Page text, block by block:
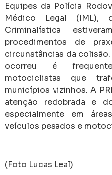
Equipes da Polícia
Médico Legal
Criminalística
procedimentos de
circunstâncias da
ocorreu é
motociclistas que
municípios vizinhos. A
atenção redobrada e
especialmente em
veículos pesados e
(Foto Lucas Leal)